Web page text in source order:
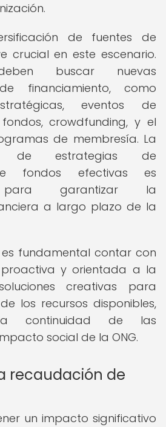
de fuentes de
crucial en este escenario.
buscar nuevas
financiamiento, como
eventos de
crowdfunding, y el
de membresía. La
de estrategias de
fondos efectivas es
para garantizar la
a largo plazo de la
es fundamental contar con
y orientada a la
creativas para
los recursos disponibles,
continuidad de las
social de la ONG.
recaudación de
un impacto significativo